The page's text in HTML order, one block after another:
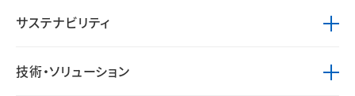
サステナビリティ
技術・ソリューション